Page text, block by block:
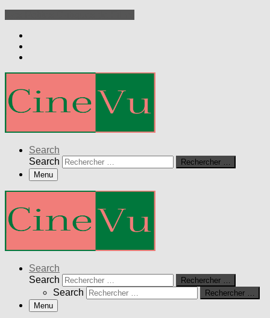
Search
Search
Rechercher …
Menu
Search
Search
Rechercher …
Search
Rechercher …
Menu